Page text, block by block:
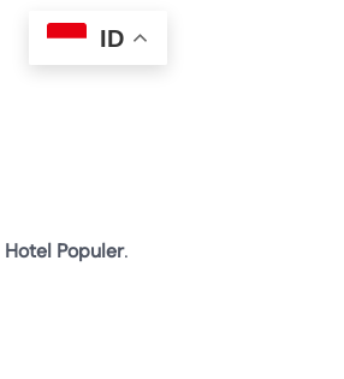
ID
Hotel Populer.